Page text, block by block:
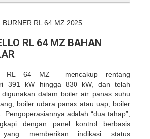
RL 64 MZ BAHAN
RL 64 MZ mencakup rentang
391 kW hingga 830 kW, dan telah
dalam boiler air panas suhu
boiler udara panas atau uap, boiler
Pengoperasiannya adalah “dua tahap”;
dengan panel kontrol berbasis
yang memberikan indikasi status